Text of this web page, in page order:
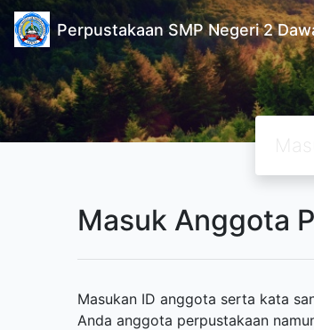
Perpustakaan SMP Negeri 2
Masuk Anggota
Masukan ID anggota serta kata
Anda anggota perpustakaan